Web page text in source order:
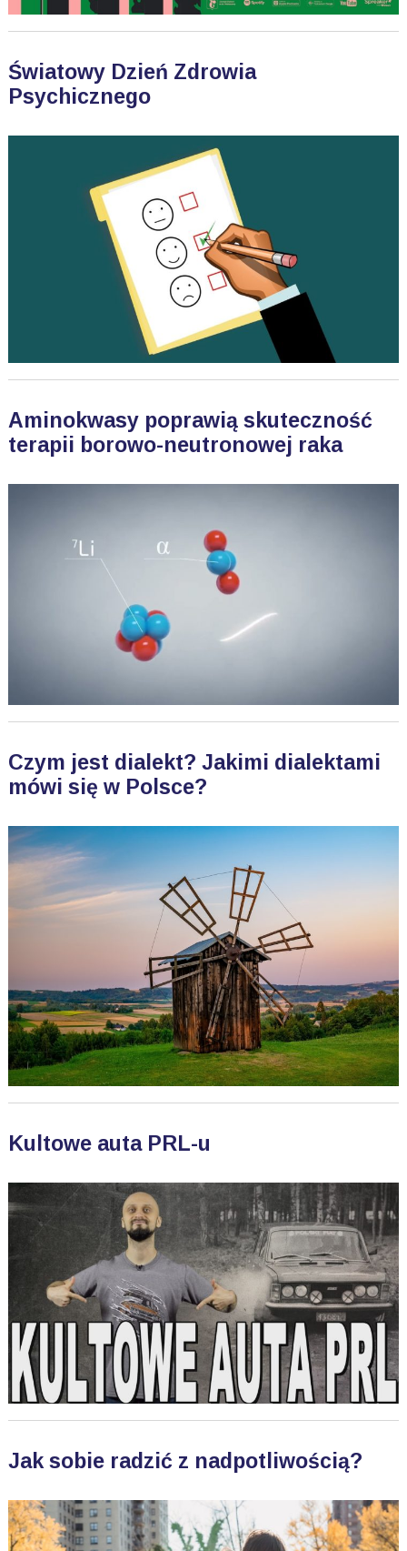
Światowy Dzień Zdrowia
Psychicznego
Aminokwasy poprawią skuteczność
terapii borowo-neutronowej raka
Czym jest dialekt? Jakimi dialektami
mówi się w Polsce?
Kultowe auta PRL-u
Jak sobie radzić z nadpotliwością?